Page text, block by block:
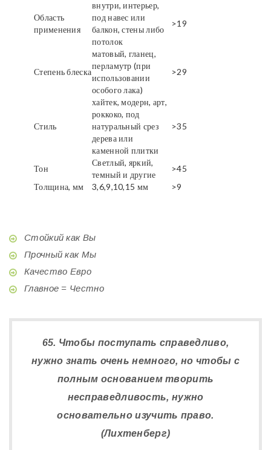
Область
применения
внутри, интерьер,
под навес или
балкон, стены либо
потолок
>19
Степень блеска
матовый, гланец,
перламутр (при
использовании
особого лака)
>29
Стиль
хайтек, модерн, арт,
роккоко, под
натуральный срез
дерева или
каменной плитки
>35
Тон
Светлый, яркий,
темный и другие
>45
Толщина, мм
3,6,9,10,15 мм >9
Стойкий как Вы
Прочный как Мы
Качество Евро
Главное = Честно
65. Чтобы поступать справедливо,
нужно знать очень немного, но чтобы с
полным основанием творить
несправедливость, нужно
основательно изучить право.
(Лихтенберг)